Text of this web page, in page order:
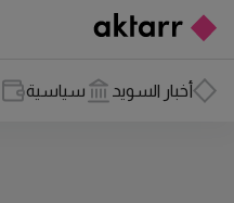
أخبار السويد سياسية